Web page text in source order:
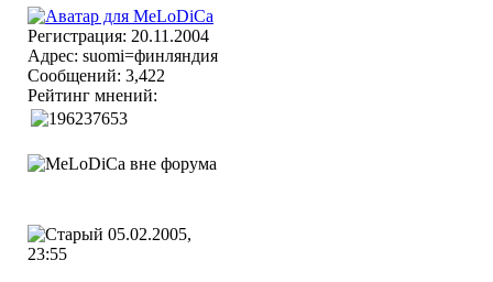
Регистрация: 20.11.2004
Адрес: suomi=финляндия
Сообщений: 3,422
Рейтинг мнений:
05.02.2005,
23:55